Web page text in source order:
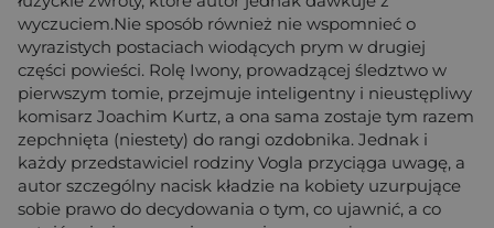
wyczuciem.Nie sposób również nie wspomnieć o
wyrazistych postaciach wiodących prym w drugiej
części powieści. Rolę Iwony, prowadzącej śledztwo w
pierwszym tomie, przejmuje inteligentny i nieustępliwy
komisarz Joachim Kurtz, a ona sama zostaje tym razem
zepchnięta (niestety) do rangi ozdobnika. Jednak i
każdy przedstawiciel rodziny Vogla przyciąga uwagę, a
autor szczególny nacisk kładzie na kobiety uzurpujące
sobie prawo do decydowania o tym, co ujawnić, a co